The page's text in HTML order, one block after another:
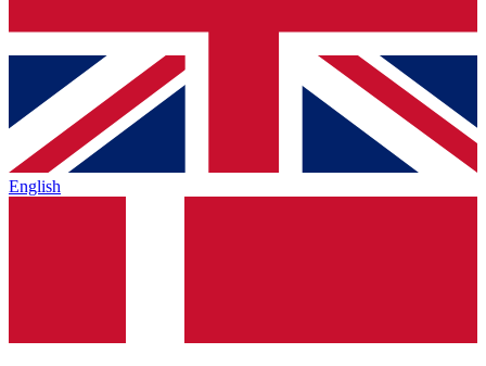
English